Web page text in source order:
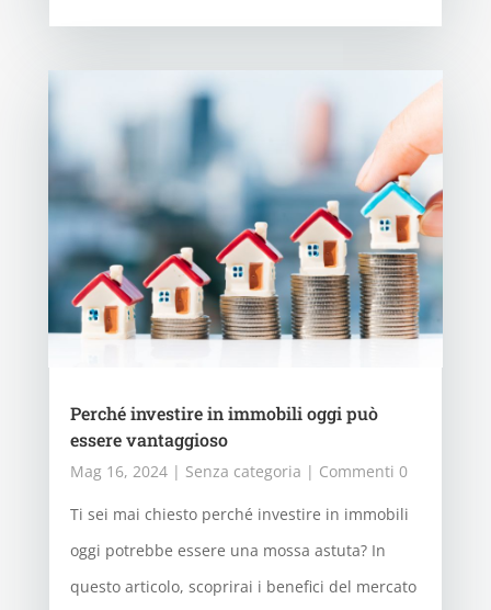
Perché investire in immobili oggi può
essere vantaggioso
Mag 16, 2024| Senza categoria | Commenti 0
Ti sei mai chiesto perché investire in immobili
oggi potrebbe essere una mossa astuta? In
questo articolo, scoprirai i benefici del mercato